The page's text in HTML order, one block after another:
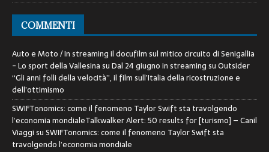
COMMENTI
Auto e Moto / In streaming il docufilm sul mitico circuito di Senigallia
- Lo sport della VallesinasuDal 24 giugno in streaming su Outsider
“Gli anni folli della velocità”, il film sull’Italia della ricostruzione e
dell’ottimismo
SWIFTonomics: come il fenomeno Taylor Swift sta travolgendo
l’economia mondialeTalkwalker Alert: 50 results for [turismo] – Canil
ViaggisuSWIFTonomics: come il fenomeno Taylor Swift sta
travolgendo l’economia mondiale